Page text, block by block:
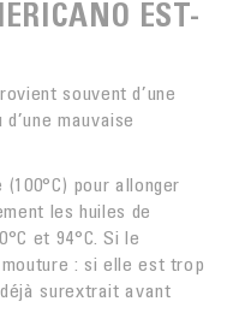
EST-
souvent d’une
mauvaise
pour allonger
les huiles de
et 94°C. Si le
: si elle est trop
surextrait avant